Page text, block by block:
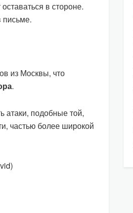
в стороне.
из Москвы, что
.
атаки, подобные той,
частью более широкой